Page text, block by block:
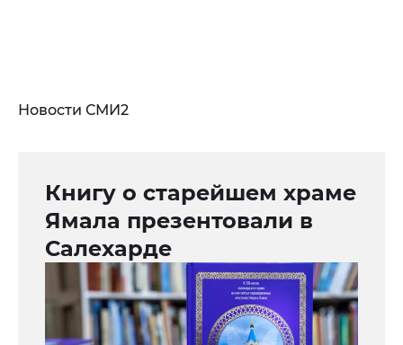
Новости СМИ2
Книгу о старейшем храме
Ямала презентовали в
Салехарде